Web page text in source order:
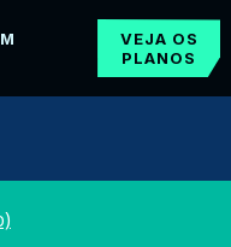
VEJA OS
PLANOS